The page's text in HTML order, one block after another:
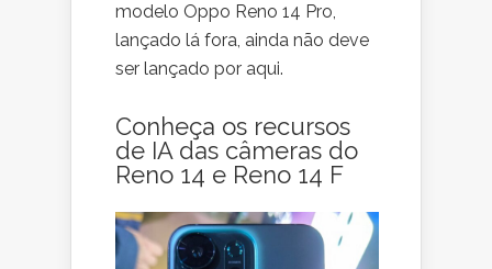
modelo Oppo Reno 14 Pro,
lançado lá fora, ainda não deve
ser lançado por aqui.
Conheça os recursos
de IA das câmeras do
Reno 14 e Reno 14 F